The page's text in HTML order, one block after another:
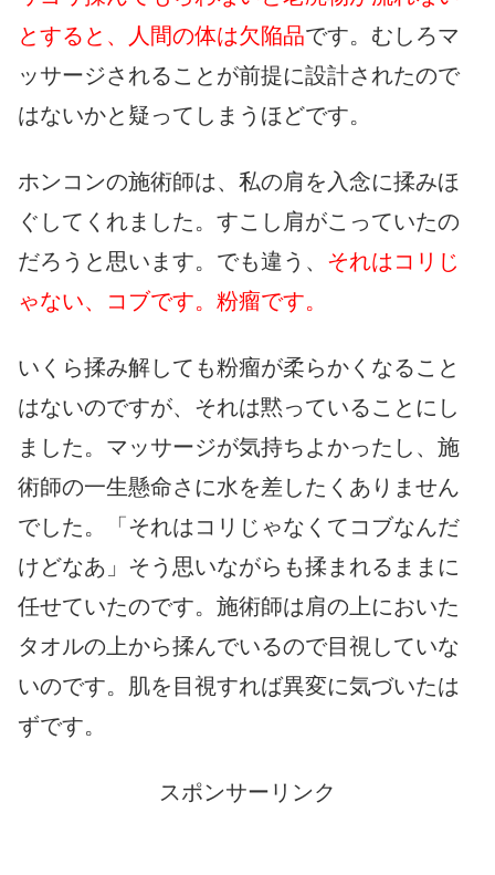
とすると、人間の体は欠陥品です。むしろマ
ッサージされることが前提に設計されたので
はないかと疑ってしまうほどです。
ホンコンの施術師は、私の肩を入念に揉みほ
ぐしてくれました。すこし肩がこっていたの
だろうと思います。でも違う、 それはコリじ
ゃない、コブです。粉瘤です。
いくら揉み解しても粉瘤が柔らかくなること
はないのですが、それは黙っていることにし
ました。マッサージが気持ちよかったし、施
術師の一生懸命さに水を差したくありません
でした。「それはコリじゃなくてコブなんだ
けどなあ」そう思いながらも揉まれるままに
任せていたのです。施術師は肩の上においた
タオルの上から揉んでいるので目視していな
いのです。肌を目視すれば異変に気づいたは
ずです。
スポンサーリンク